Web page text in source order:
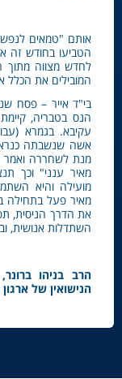
אותם "טמאים
הטביעו בחודש זה
לחדש מצווה מתוך
המובילים את
בי"ד אייר – פסח
הנס בטבריה,
עקיבא. בגמרא
אשה שנשבתה
מנת לשחררה ואמר
מאיר ענני" וכך
מועילה והיא
מאיר פעל בתחילה
את הדרך הניסית,
השתדלות אנושית,
הרב בניהו
הנישואין של